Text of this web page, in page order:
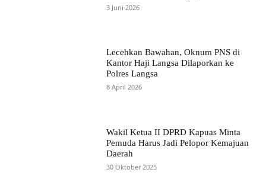
3 Juni 2026
Lecehkan Bawahan, Oknum PNS di
Kantor Haji Langsa Dilaporkan ke
Polres Langsa
8 April 2026
Wakil Ketua II DPRD Kapuas Minta
Pemuda Harus Jadi Pelopor Kemajuan
Daerah
30 Oktober 2025